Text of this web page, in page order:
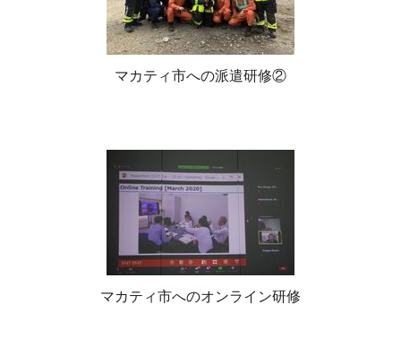
マカティ市への派遣研修②
マカティ市へのオンライン研修